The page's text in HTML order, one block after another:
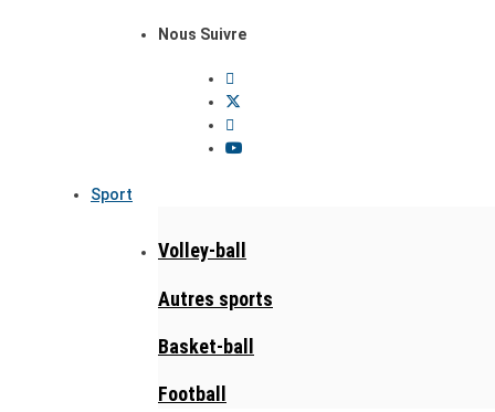
Nous Suivre
Sport
Volley-ball
Autres sports
Basket-ball
Football